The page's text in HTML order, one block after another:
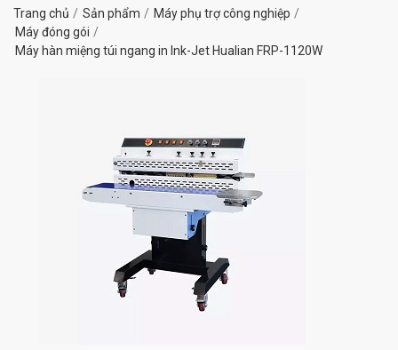
Trang chủ Sản phẩm
Máy phụ trợ công nghiệp
Máy đóng gói
Máy hàn miệng túi ngang in Ink-Jet Hualian FRP-1120W